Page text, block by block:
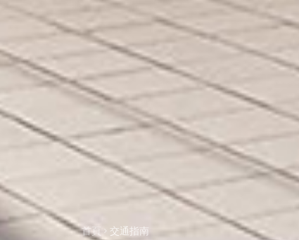
首頁 交通指南